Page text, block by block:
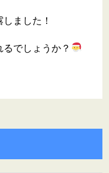
ました！
でしょうか？